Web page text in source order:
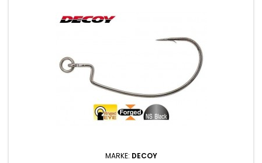
MARKE: DECOY